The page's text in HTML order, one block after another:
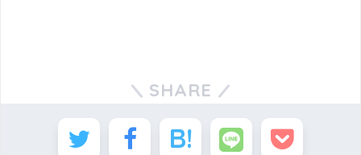
SHARE